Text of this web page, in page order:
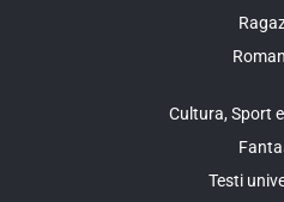
Cultura, Sport
Testi